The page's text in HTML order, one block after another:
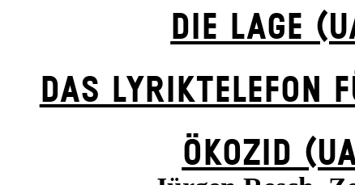
DIE LAGE
DAS LYRIKTELEFON
ÖKOZID